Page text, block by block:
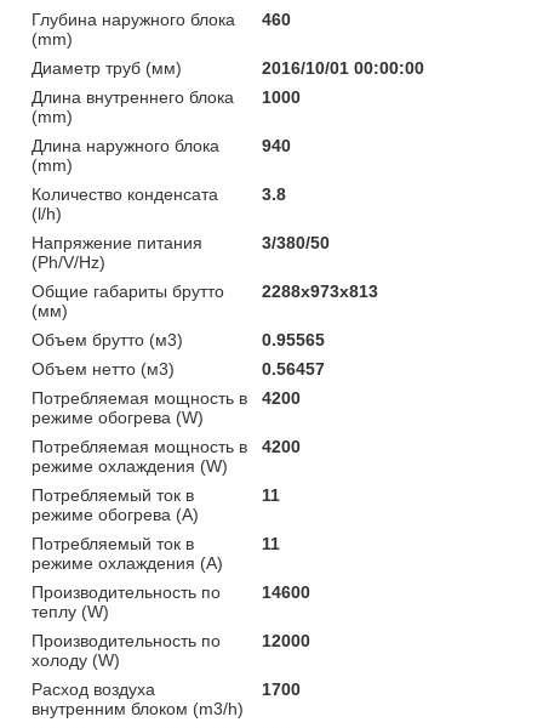
Глубина наружного блока
(mm)
460
Диаметр труб (мм)
2016/10/01 00:00:00
Длина внутреннего блока
(mm)
1000
Длина наружного блока
(mm)
940
Количество конденсата
(l/h)
3.8
Напряжение питания
(Ph/V/Hz)
3/380/50
Общие габариты брутто
(мм)
2288x973x813
Объем брутто (м3)
0.95565
Объем нетто (м3)
0.56457
Потребляемая мощность в
режиме обогрева (W)
4200
Потребляемая мощность в
режиме охлаждения (W)
4200
Потребляемый ток в
режиме обогрева (A)
11
Потребляемый ток в
режиме охлаждения (A)
11
Производительность по
теплу (W)
14600
Производительность по
холоду (W)
12000
Расход воздуха
внутренним блоком (m3/h)
1700